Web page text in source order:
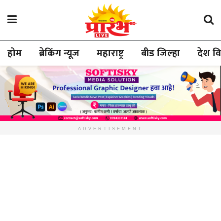
होम ब्रेकिंग न्यूज महाराष्ट्र बीड जिल्हा देश
ADVERTISEMENT